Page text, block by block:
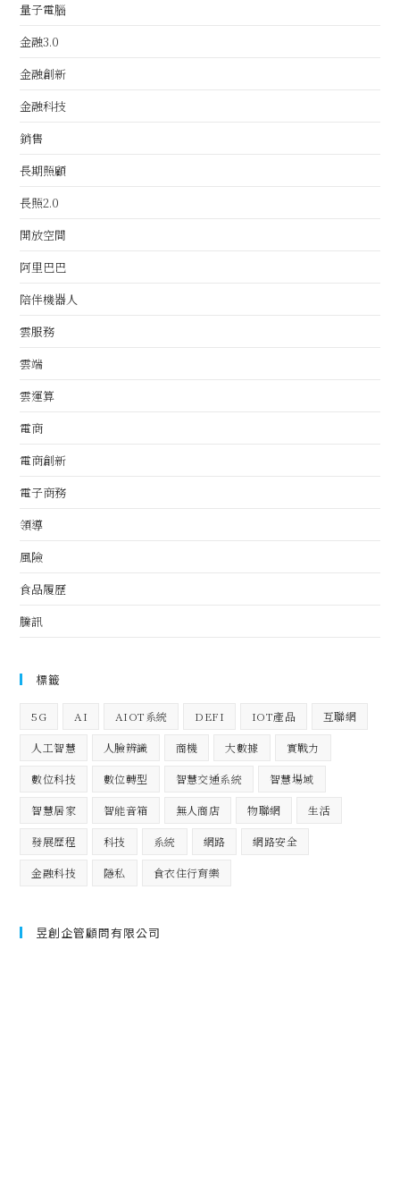
量子電腦
金融3.0
金融創新
金融科技
銷售
長期照顧
長照2.0
開放空間
阿里巴巴
陪伴機器人
雲服務
雲端
雲運算
電商
電商創新
電子商務
領導
風險
食品履歷
騰訊
標籤
5G AI AIOT系統 DEFI IOT產品 互聯網
人工智慧 人臉辨識 商機 大數據 實戰力
數位科技 數位轉型 智慧交通系統 智慧場域
智慧居家 智能音箱 無人商店 物聯網 生活
發展歷程 科技 系統 網路 網路安全
金融科技 隱私 食衣住行育樂
昱創企管顧問有限公司